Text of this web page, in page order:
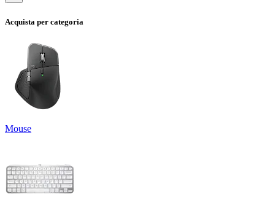
Acquista per categoria
Mouse